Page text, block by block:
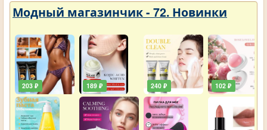
Модный магазинчик - 72. Новинки
203 ₽ 189 ₽ 240 ₽ 102 ₽